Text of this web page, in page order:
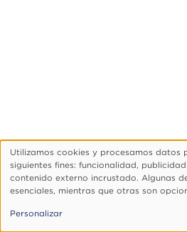
Footer
¿Quiénes Somos?
Configurar
© 1999, 2026 Visión.org. Todos
Uso
de
datos
personales
Utilizamos cookies y procesamos datos
siguientes fines: funcionalidad,
contenido externo incrustado. Algunas
esenciales, mientras que otras son
Personalizar